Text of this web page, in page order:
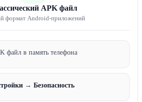
APK файл
формат Android-приложений
файл в память телефона
→ Безопасность